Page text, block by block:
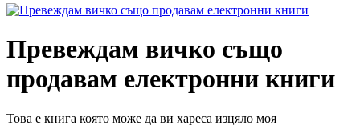
Превеждам вичко също
продавам електронни книги
Това е книга която може да ви хареса изцяло моя